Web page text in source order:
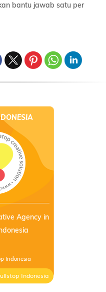
bantu jawab satu per
Agency in
Indonesia
Indonesia